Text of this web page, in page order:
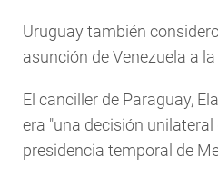
Uruguay también
asunción de Venezuela a
El canciller de Paraguay,
era "una decisión
presidencia temporal de